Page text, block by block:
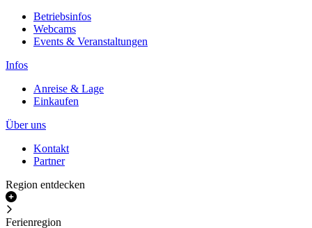
Betriebsinfos
Webcams
Events & Veranstaltungen
Infos
Anreise & Lage
Einkaufen
Über uns
Kontakt
Partner
Region entdecken
Ferienregion